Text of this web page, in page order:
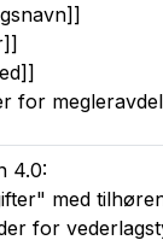
for
4.0:
med
for